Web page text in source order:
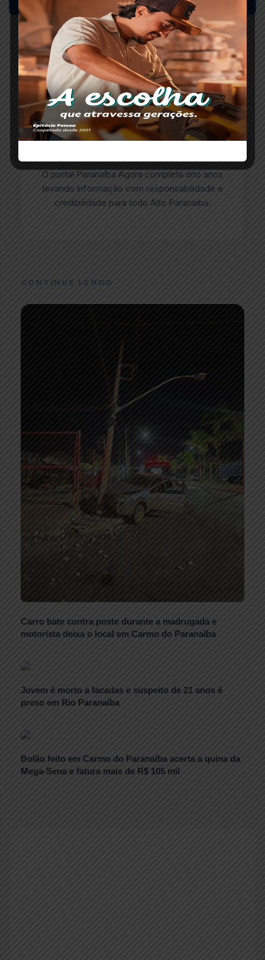
ESCRITO POR
O portal Paranaíba Agora completa oito anos
levando informação com responsabilidade e
credibilidade para todo Alto Paranaíba.
CONTINUE LENDO
Carro bate contra poste durante a madrugada e
motorista deixa o local em Carmo do Paranaíba
Jovem é morto a facadas e suspeito de 21 anos é
preso em Rio Paranaíba
Bolão feito em Carmo do Paranaíba acerta a quina da
Mega-Sena e fatura mais de R$ 105 mil